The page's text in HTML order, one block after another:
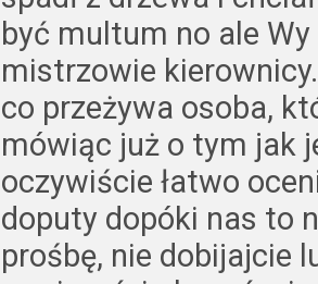
być multum no ale
mistrzowie
co przeżywa osoba,
mówiąc już o tym jak
oczywiście łatwo
doputy dopóki nas to
prośbę, nie dobijajcie